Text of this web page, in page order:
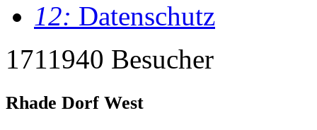
12: Datenschutz
1711940 Besucher
Rhade Dorf West